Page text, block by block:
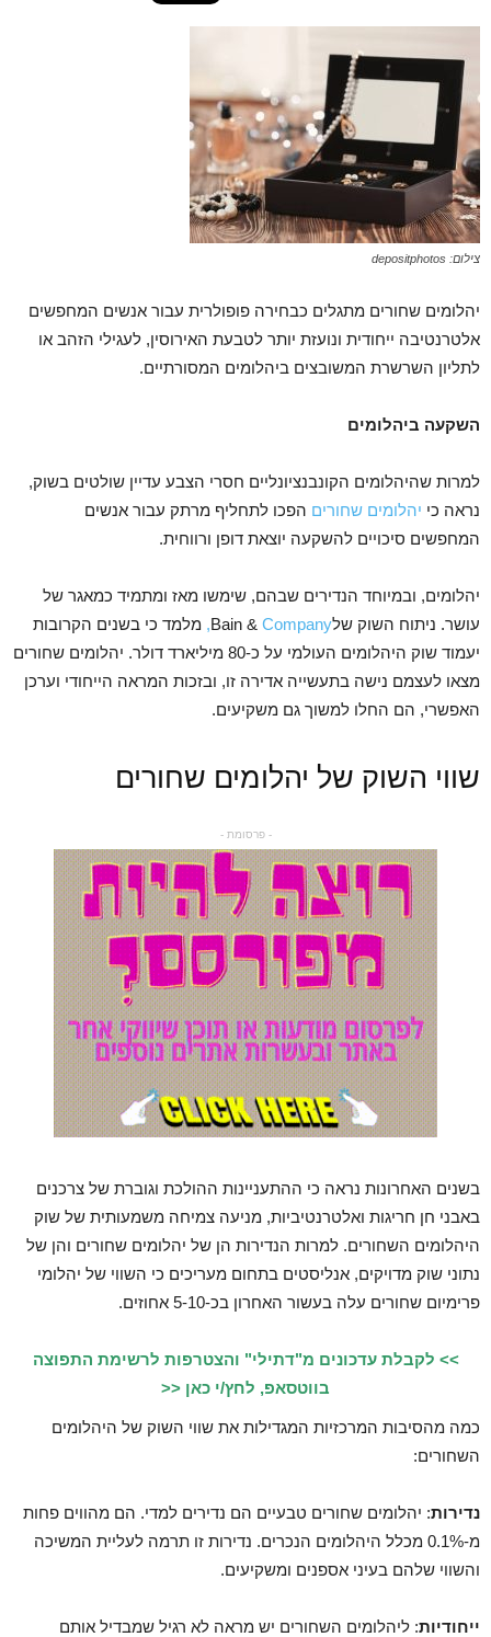
צילום: depositphotos
יהלומים שחורים מתגלים כבחירה פופולרית עבור אנשים המחפשים
אלטרנטיבה ייחודית ונועזת יותר לטבעת האירוסין, לעגילי הזהב או
לתליון השרשרת המשובצים ביהלומים המסורתיים.
השקעה ביהלומים
למרות שהיהלומים הקונבנציונליים חסרי הצבע עדיין שולטים בשוק,
נראה כי יהלומים שחורים הפכו לתחליף מרתק עבור אנשים
המחפשים סיכויים להשקעה יוצאת דופן ורווחית.
יהלומים, ובמיוחד הנדירים שבהם, שימשו מאז ומתמיד כמאגר של
עושר. ניתוח השוק שלBain &Company,
מלמד כי בשנים הקרובות
יעמוד שוק היהלומים העולמי על כ-80 מיליארד דולר. יהלומים שחורים
מצאו לעצמם נישה בתעשייה אדירה זו, ובזכות המראה הייחודי וערכן
האפשרי, הם החלו למשוך גם משקיעים.
שווי השוק של יהלומים שחורים
- פרסומת -
בשנים האחרונות נראה כי ההתעניינות ההולכת וגוברת של צרכנים
באבני חן חריגות ואלטרנטיביות, מניעה צמיחה משמעותית של שוק
היהלומים השחורים. למרות הנדירות הן של יהלומים שחורים והן של
נתוני שוק מדויקים, אנליסטים בתחום מעריכים כי השווי של יהלומי
פרימיום שחורים עלה בעשור האחרון בכ-5-10 אחוזים.
>> לקבלת עדכונים מ"דתילי" והצטרפות לרשימת התפוצה
בווטסאפ, לחץ/י כאן <<
כמה מהסיבות המרכזיות המגדילות את שווי השוק של היהלומים
השחורים:
נדירות: יהלומים שחורים טבעיים הם נדירים למדי. הם מהווים פחות
מ-0.1% מכלל היהלומים הנכרים. נדירות זו תרמה לעליית המשיכה
והשווי שלהם בעיני אספנים ומשקיעים.
ייחודיות: ליהלומים השחורים יש מראה לא רגיל שמבדיל אותם